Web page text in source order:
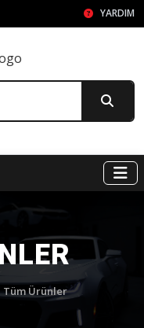
YARDIM
Tüm Ürünler